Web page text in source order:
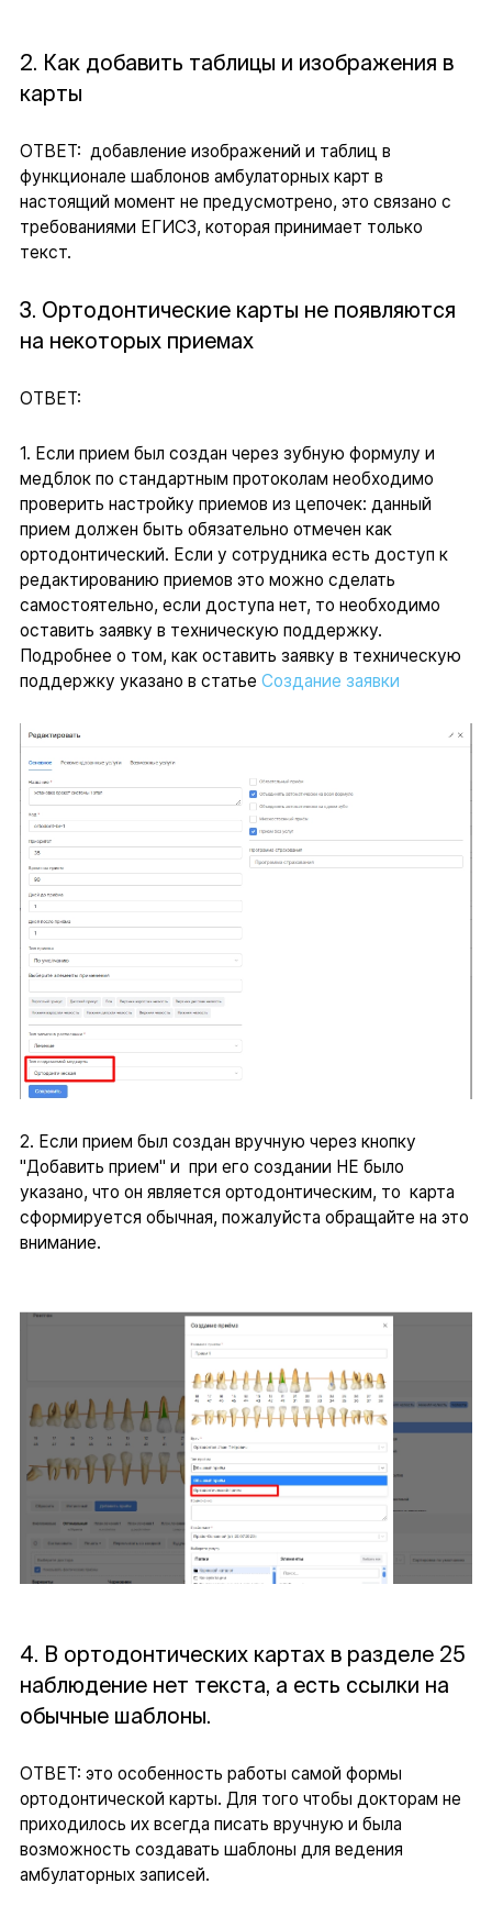
2. Как добавить таблицы и изображения в
карты
ОТВЕТ: добавление изображений и таблиц в
функционале шаблонов амбулаторных карт в
настоящий момент не предусмотрено, это связано с
требованиями ЕГИСЗ, которая принимает только
текст.
3. Ортодонтические карты не появляются
на некоторых приемах
ОТВЕТ:
1. Если прием был создан через зубную формулу и
медблок по стандартным протоколам необходимо
проверить настройку приемов из цепочек: данный
прием должен быть обязательно отмечен как
ортодонтический. Если у сотрудника есть доступ к
редактированию приемов это можно сделать
самостоятельно, если доступа нет, то необходимо
оставить заявку в техническую поддержку.
Подробнее о том, как оставить заявку в техническую
поддержку указано в статье Создание заявки
2. Если прием был создан вручную через кнопку
"Добавить прием" и при его создании НЕ было
указано, что он является ортодонтическим, то карта
сформируется обычная, пожалуйста обращайте на это
внимание.
4. В ортодонтических картах в разделе 25
наблюдение нет текста, а есть ссылки на
обычные шаблоны.
ОТВЕТ: это особенность работы самой формы
ортодонтической карты. Для того чтобы докторам не
приходилось их всегда писать вручную и была
возможность создавать шаблоны для ведения
амбулаторных записей.